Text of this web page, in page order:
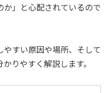
」と心配されているので
すい原因や場所、そして
りやすく解説します。